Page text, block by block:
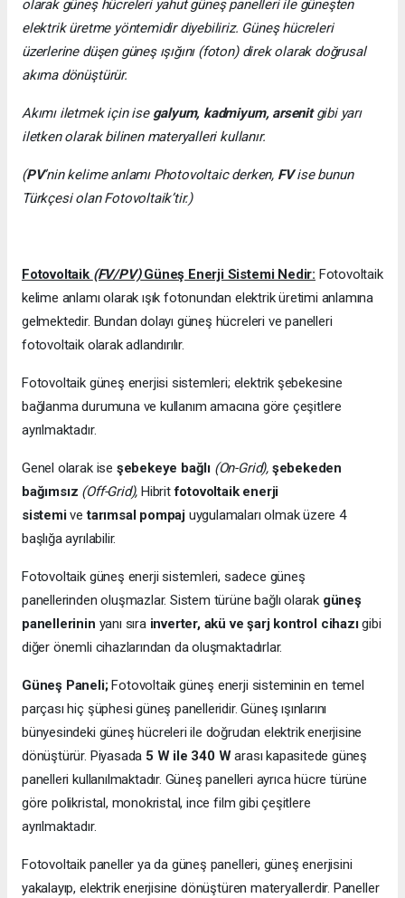
olarak güneş hücreleri yahut güneş panelleri ile güneşten
elektrik üretme yöntemidir diyebiliriz. Güneş hücreleri
üzerlerine düşen güneş ışığını (foton) direk olarak doğrusal
akıma dönüştürür.
Akımı iletmek için ise galyum, kadmiyum, arsenitgibi yarı
iletken olarak bilinen materyalleri kullanır.
(PV’nin kelime anlamı Photovoltaic derken, FVise bunun
Türkçesi olan Fotovoltaik’tir.)
Fotovoltaik (FV/PV)Güneş Enerji Sistemi Nedir: Fotovoltaik
kelime anlamı olarak ışık fotonundan elektrik üretimi anlamına
gelmektedir. Bundan dolayı güneş hücreleri ve panelleri
fotovoltaik olarak adlandırılır.
Fotovoltaik güneş enerjisi sistemleri; elektrik şebekesine
bağlanma durumuna ve kullanım amacına göre çeşitlere
ayrılmaktadır.
Genel olarak ise şebekeye bağlı (On-Grid), şebekeden
bağımsız (Off-Grid), Hibritfotovoltaik enerji
sistemivetarımsal pompaj uygulamaları olmak üzere 4
başlığa ayrılabilir.
Fotovoltaik güneş enerji sistemleri, sadece güneş
panellerinden oluşmazlar. Sistem türüne bağlı olarak güneş
panellerinin yanı sıra inverter, akü ve şarj kontrol cihazıgibi
diğer önemli cihazlarından da oluşmaktadırlar.
Güneş Paneli;Fotovoltaik güneş enerji sisteminin en temel
parçası hiç şüphesi güneş panelleridir. Güneş ışınlarını
bünyesindeki güneş hücreleri ile doğrudan elektrik enerjisine
dönüştürür. Piyasada 5 W ile 340 Warası kapasitede güneş
panelleri kullanılmaktadır. Güneş panelleri ayrıca hücre türüne
göre polikristal, monokristal, ince film gibi çeşitlere
ayrılmaktadır.
Fotovoltaik paneller ya da güneş panelleri, güneş enerjisini
yakalayıp, elektrik enerjisine dönüştüren materyallerdir. Paneller